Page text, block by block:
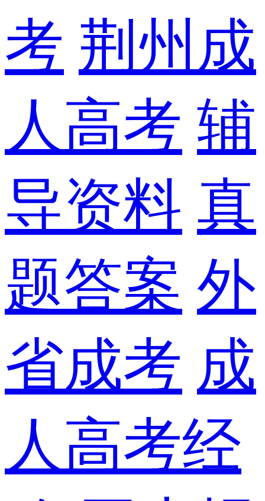
考 荆州成
人高考 辅
导资料 真
题答案 外
省成考 成
人高考经